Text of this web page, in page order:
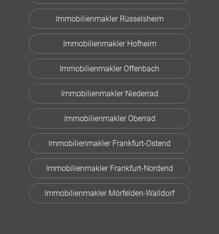
Immobilienmakler Rüsselsheim
Immobilienmakler Hofheim
Immobilienmakler Offenbach
Immobilienmakler Niederrad
Immobilienmakler Oberrad
Immobilienmakler Frankfurt-Ostend
Immobilienmakler Frankfurt-Nordend
Immobilienmakler Mörfelden-Walldorf